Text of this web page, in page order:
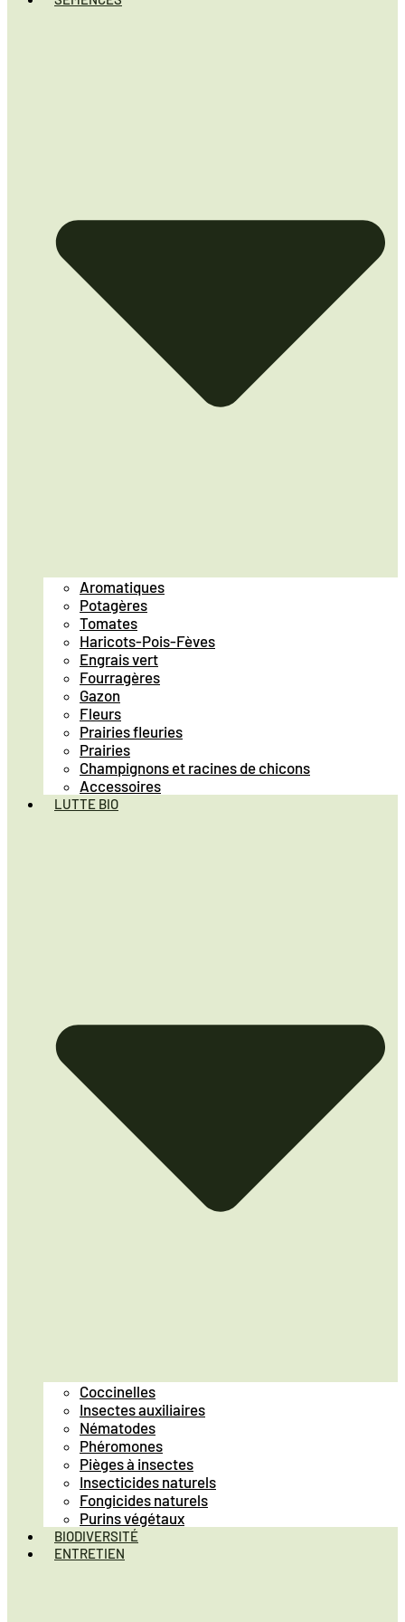
Aromatiques
Potagères
Tomates
Haricots-Pois-Fèves
Engrais vert
Fourragères
Gazon
Fleurs
Prairies fleuries
Prairies
Champignons et racines de chicons
Accessoires
LUTTE BIO
Coccinelles
Insectes auxiliaires
Nématodes
Phéromones
Pièges à insectes
Insecticides naturels
Fongicides naturels
Purins végétaux
BIODIVERSITÉ
ENTRETIEN